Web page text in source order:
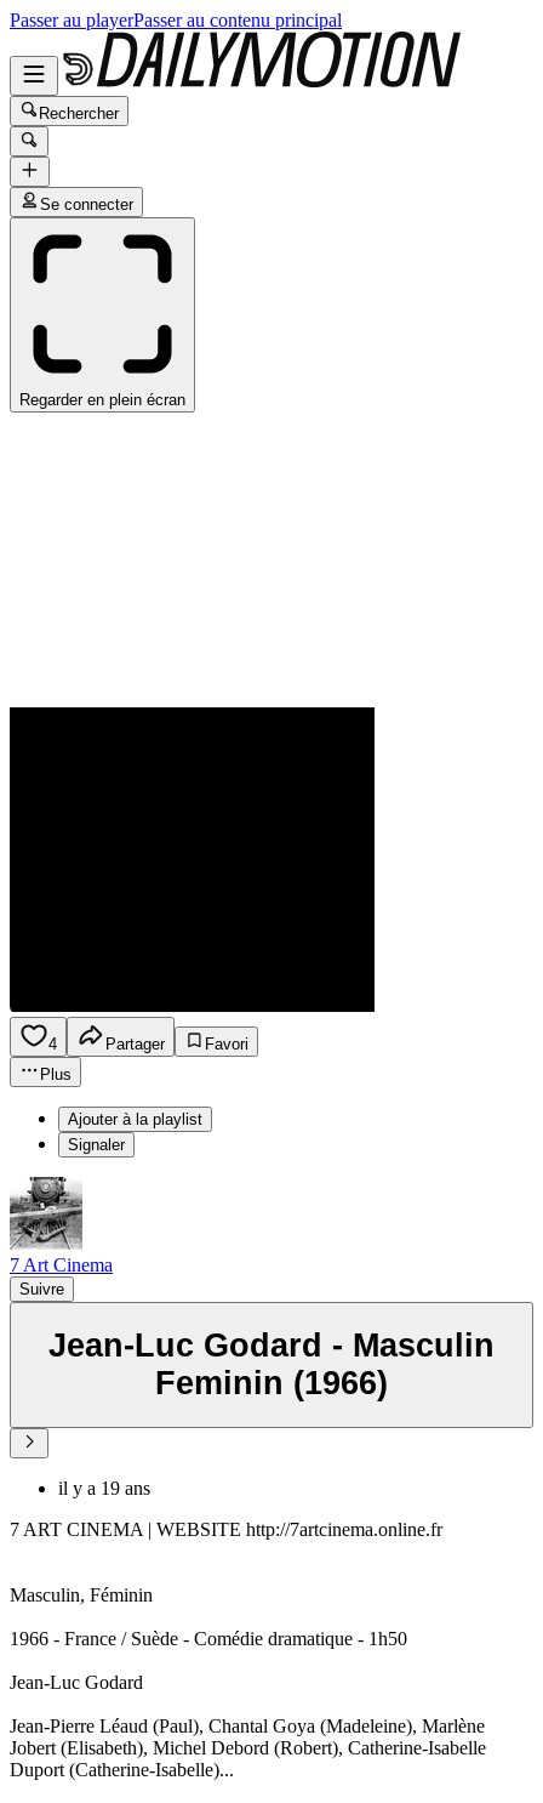
Passer au playerPasser au contenu principal
Rechercher
Se connecter
Regarder en plein écran
4 Partager
Favori
Plus
Ajouter à la playlist
Signaler
7 Art Cinema
Suivre
Jean-Luc Godard - Masculin
Feminin (1966)
il y a 19 ans
7 ART CINEMA | WEBSITE http://7artcinema.online.fr
Masculin, Féminin
1966 - France / Suède - Comédie dramatique - 1h50
Jean-Luc Godard
Jean-Pierre Léaud (Paul), Chantal Goya (Madeleine), Marlène
Jobert (Elisabeth), Michel Debord (Robert), Catherine-Isabelle
Duport (Catherine-Isabelle)...